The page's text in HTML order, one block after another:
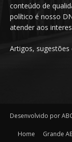
conteúdo de
político é nosso
atender aos
Artigos, sugestões
Desenvolvido por
Home Grande